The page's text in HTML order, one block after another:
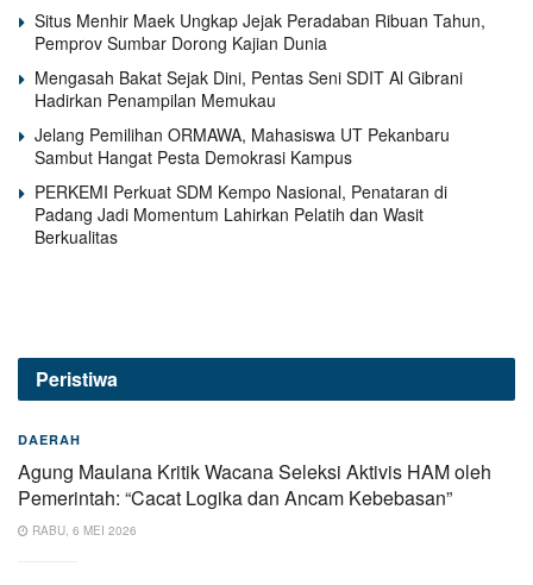
Situs Menhir Maek Ungkap Jejak Peradaban Ribuan Tahun,
Pemprov Sumbar Dorong Kajian Dunia
Mengasah Bakat Sejak Dini, Pentas Seni SDIT Al Gibrani
Hadirkan Penampilan Memukau
Jelang Pemilihan ORMAWA, Mahasiswa UT Pekanbaru
Sambut Hangat Pesta Demokrasi Kampus
PERKEMI Perkuat SDM Kempo Nasional, Penataran di
Padang Jadi Momentum Lahirkan Pelatih dan Wasit
Berkualitas
Peristiwa
DAERAH
Agung Maulana Kritik Wacana Seleksi Aktivis HAM oleh
Pemerintah: “Cacat Logika dan Ancam Kebebasan”
RABU, 6 MEI 2026